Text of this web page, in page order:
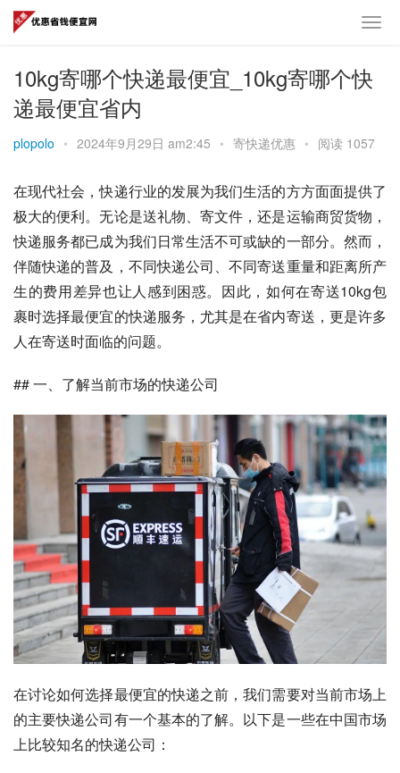
10kg寄哪个快递最便宜_10kg寄哪个快
递最便宜省内
plopolo • 2024年9月29日 am2:45 • 寄快递优惠 • 阅读 1057
在现代社会，快递行业的发展为我们生活的方方面面提供了
极大的便利。无论是送礼物、寄文件，还是运输商贸货物，
快递服务都已成为我们日常生活不可或缺的一部分。然而，
伴随快递的普及，不同快递公司、不同寄送重量和距离所产
生的费用差异也让人感到困惑。因此，如何在寄送10kg包
裹时选择最便宜的快递服务，尤其是在省内寄送，更是许多
人在寄送时面临的问题。
## 一、了解当前市场的快递公司
在讨论如何选择最便宜的快递之前，我们需要对当前市场上
的主要快递公司有一个基本的了解。以下是一些在中国市场
上比较知名的快递公司：